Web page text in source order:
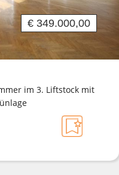
€ 349.000,00
im 3. Liftstock mit